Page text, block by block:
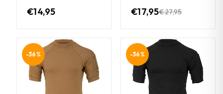
€14,95 €27,95
€17,95
-36% -36%